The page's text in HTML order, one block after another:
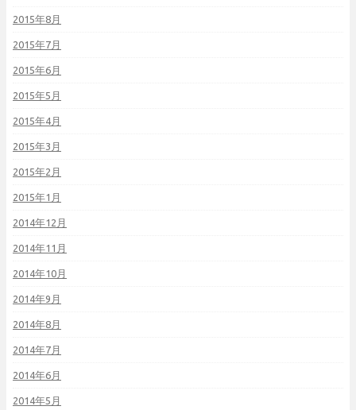
2015年8月
2015年7月
2015年6月
2015年5月
2015年4月
2015年3月
2015年2月
2015年1月
2014年12月
2014年11月
2014年10月
2014年9月
2014年8月
2014年7月
2014年6月
2014年5月